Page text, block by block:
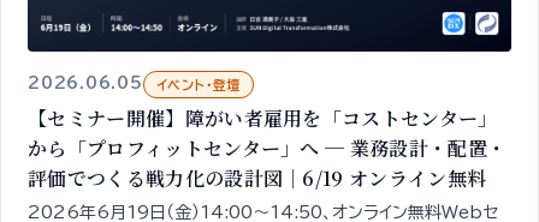
2026.06.05 イベント・登壇
【セミナー開催】障がい者雇用を「コストセンター」
から「プロフィットセンター」へ ─ 業務設計・配置・
評価でつくる戦力化の設計図｜6/19 オンライン無料
2026年6月19日（金）14:00〜14:50、オンライン無料Webセ